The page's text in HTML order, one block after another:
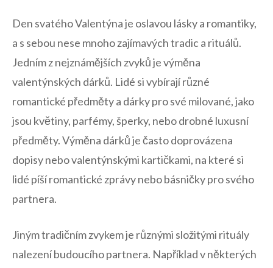
Den svatého Valentýna je oslavou lásky a romantiky,
a s sebou nese mnoho ⁣zajímavých⁢ tradic a rituálů.
Jedním z nejznámějších zvyků je výměna
valentýnských dárků. Lidé si vybírají různé
romantické předměty a dárky pro své milované, jako⁢
jsou květiny, parfémy,‌ šperky, nebo drobné ⁣luxusní
předměty.‌ Výměna dárků je často doprovázena
‍dopisy nebo ​valentýnskými kartičkami, na které si
lidé píší romantické zprávy nebo básničky pro svého
partnera.
Jiným tradičním zvykem je různými složitými rituály
nalezení budoucího partnera. Například v některých